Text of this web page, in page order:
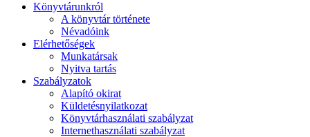
Könyvtárunkról
A könyvtár története
Névadóink
Elérhetőségek
Munkatársak
Nyitva tartás
Szabályzatok
Alapító okirat
Küldetésnyilatkozat
Könyvtárhasználati szabályzat
Internethasználati szabályzat